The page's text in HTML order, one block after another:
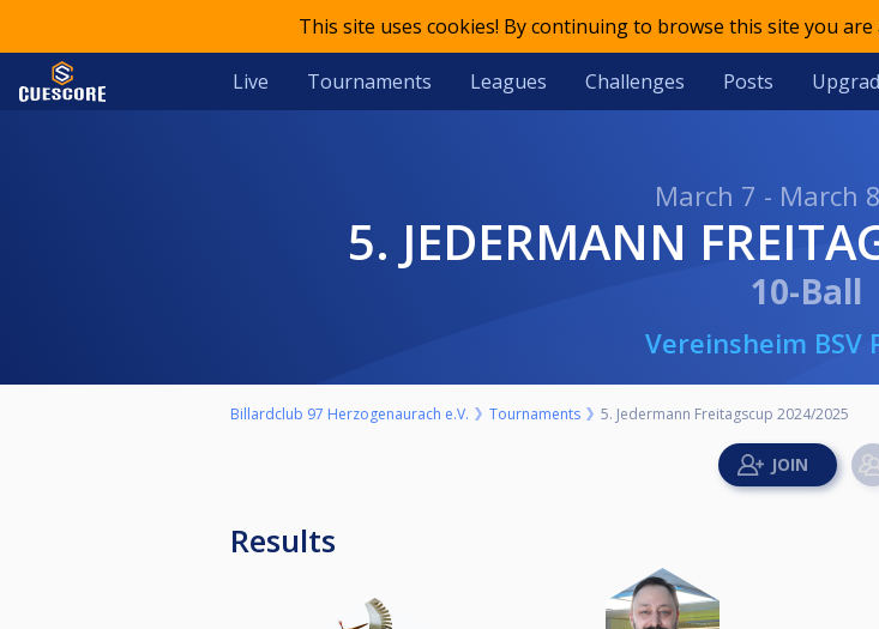
This site uses cookies! By continuing to browse this site you
Live Tournaments Leagues Challenges Posts
March 7 - March
5. JEDERMANN
10-Ball
Vereinsheim BSV
Billardclub 97 Herzogenaurach e.V. Tournaments 5. Jedermann Freitagscup 2024/2025
Results